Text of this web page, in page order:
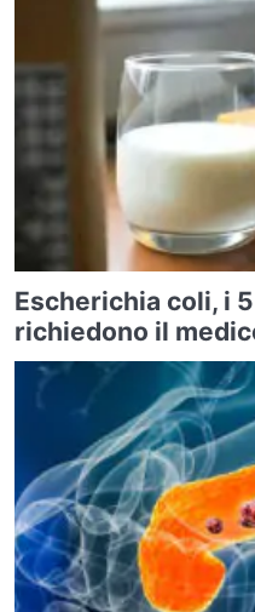
Escherichia coli, i
richiedono il